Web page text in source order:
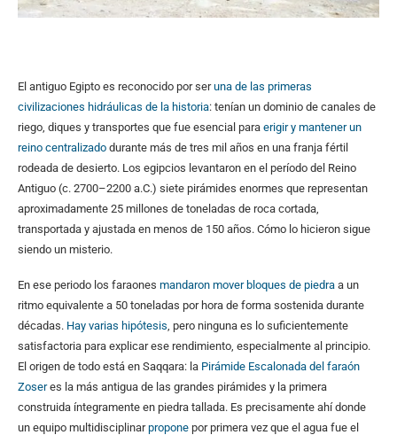
El antiguo Egipto es reconocido por seruna de las primeras
civilizaciones hidráulicas de la historia: tenían un dominio de canales de
riego, diques y transportes que fue esencial para erigir y mantener un
reino centralizado durante más de tres mil años en una franja fértil
rodeada de desierto. Los egipcios levantaron en el período del Reino
Antiguo (c. 2700–2200 a.C.) siete pirámides enormes que representan
aproximadamente 25 millones de toneladas de roca cortada,
transportada y ajustada en menos de 150 años. Cómo lo hicieron sigue
siendo un misterio.
En ese periodo los faraones mandaron mover bloques de piedra a un
ritmo equivalente a 50 toneladas por hora de forma sostenida durante
décadas. Hay varias hipótesis , pero ninguna es lo suficientemente
satisfactoria para explicar ese rendimiento, especialmente al principio.
El origen de todo está en Saqqara: la Pirámide Escalonada del faraón
Zoseres la más antigua de las grandes pirámides y la primera
construida íntegramente en piedra tallada. Es precisamente ahí donde
un equipo multidisciplinarpropone por primera vez que el agua fue el